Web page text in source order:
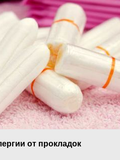
от прокладок